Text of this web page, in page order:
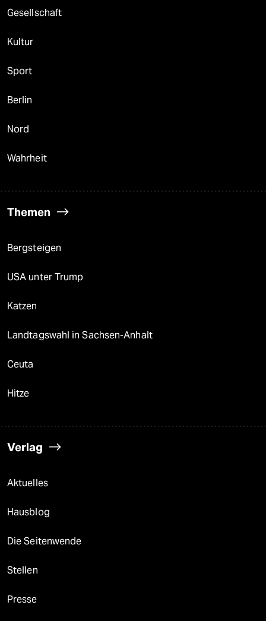
Gesellschaft
Kultur
Sport
Berlin
Nord
Wahrheit
Themen
Bergsteigen
USA unter Trump
Katzen
Landtagswahl in Sachsen-Anhalt
Ceuta
Hitze
Verlag
Aktuelles
Hausblog
Die Seitenwende
Stellen
Presse